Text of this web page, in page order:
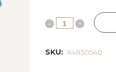
SKU: X4850540